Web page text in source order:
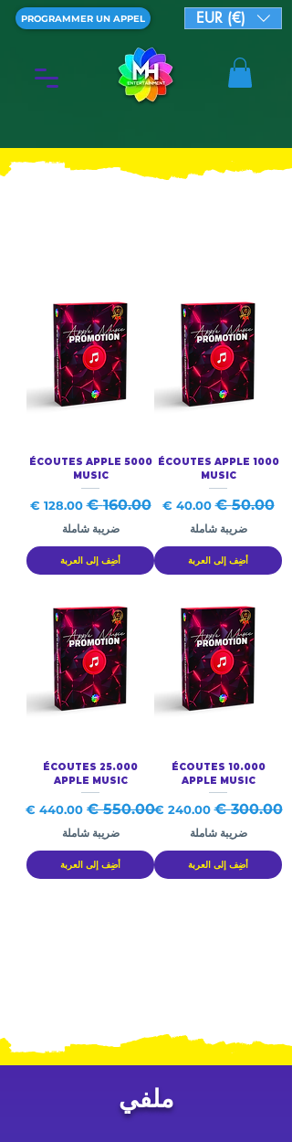
PROGRAMMER UN APPEL EUR (€)
1000 ÉCOUTES APPLE
MUSIC
سعر عادي‏50.00 € سعر البيع‏40.00 €
ضريبة شاملة
أضِف إلى العربة
5000 ÉCOUTES APPLE
MUSIC
سعر عادي‏160.00 € سعر البيع‏128.00 €
ضريبة شاملة
أضِف إلى العربة
10.000 ÉCOUTES
APPLE MUSIC
سعر عادي‏300.00 € سعر البيع‏240.00 €
ضريبة شاملة
أضِف إلى العربة
25.000 ÉCOUTES
APPLE MUSIC
سعر عادي سعر البيع
ضريبة شاملة
أضِف إلى العربة
ملفي